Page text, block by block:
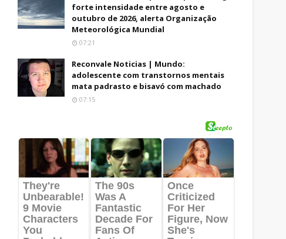
forte intensidade entre agosto e
outubro de 2026, alerta Organização
Meteorológica Mundial
07:21
Reconvale Noticias | Mundo:
adolescente com transtornos mentais
mata padrasto e bisavó com machado
07:15